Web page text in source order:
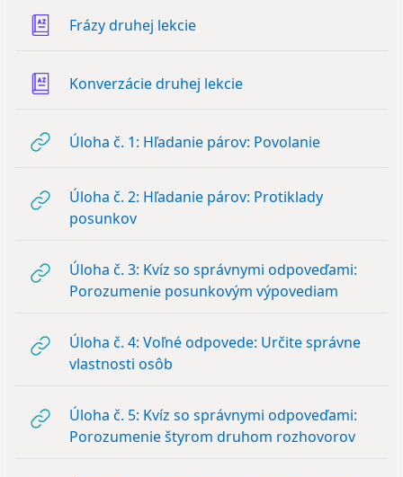
Frázy druhej lekcieSlovník
Konverzácie druhej lekcieSlovník
Úloha č. 1: Hľadanie párov: PovolanieURL
Úloha č. 2: Hľadanie párov: Protiklady
posunkovURL
Úloha č. 3: Kvíz so správnymi odpoveďami:
Porozumenie posunkovým výpovediam
Úloha č. 4: Voľné odpovede: Určite správne
vlastnosti osôb
Úloha č. 5: Kvíz so správnymi odpoveďami:
Porozumenie štyrom druhom rozhovorovURL